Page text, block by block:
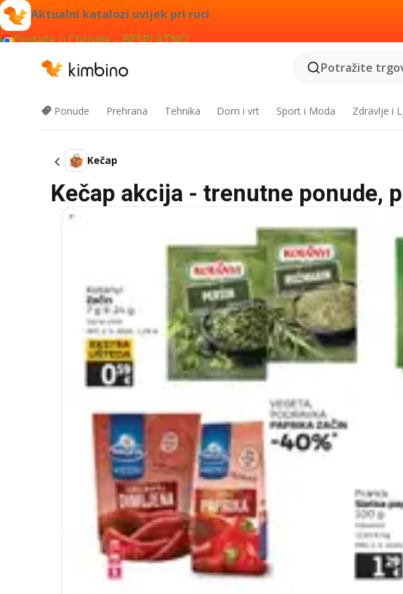
Aktualni katalozi uvijek pri ruci
Dodajte u Chrome – BESPLATNO
Potražite
Ponude Prehrana Tehnika Dom i vrt Sport i Moda Zdravlje i
Kečap
Kečap akcija - trenutne ponude,